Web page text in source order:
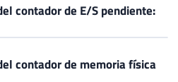
contador de E/S pendiente:
contador de memoria física